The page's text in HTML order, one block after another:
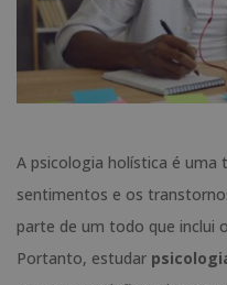
A psicologia holística é uma
sentimentos e os
parte de um todo que inclui
Portanto, estudar